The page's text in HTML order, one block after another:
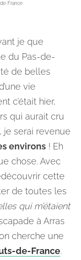
France
je que
du Pas-de-
de belles
vie
c’était hier,
qui aurait cru
je serai revenue
environs ! Eh
chose. Avec
cette
de toutes les
qui m’étaient
à Arras
cherche une
de-France.